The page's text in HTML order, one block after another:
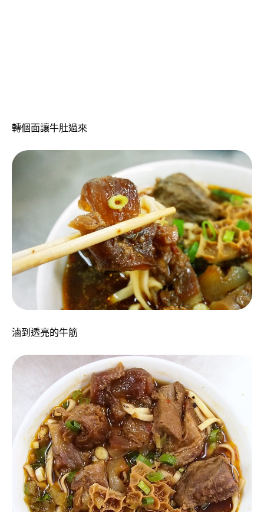
轉個面讓牛肚過來
滷到透亮的牛筋